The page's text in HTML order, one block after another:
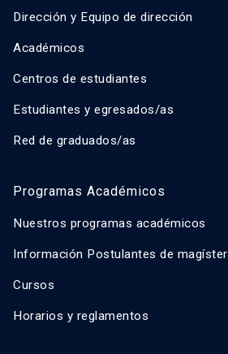
Dirección y Equipo de dirección
Académicos
Centros de estudiantes
Estudiantes y egresados/as
Red de graduados/as
Programas Académicos
Nuestros programas académicos
Información Postulantes de magíster
Cursos
Horarios y reglamentos